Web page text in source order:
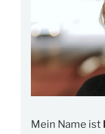
Mein Name ist